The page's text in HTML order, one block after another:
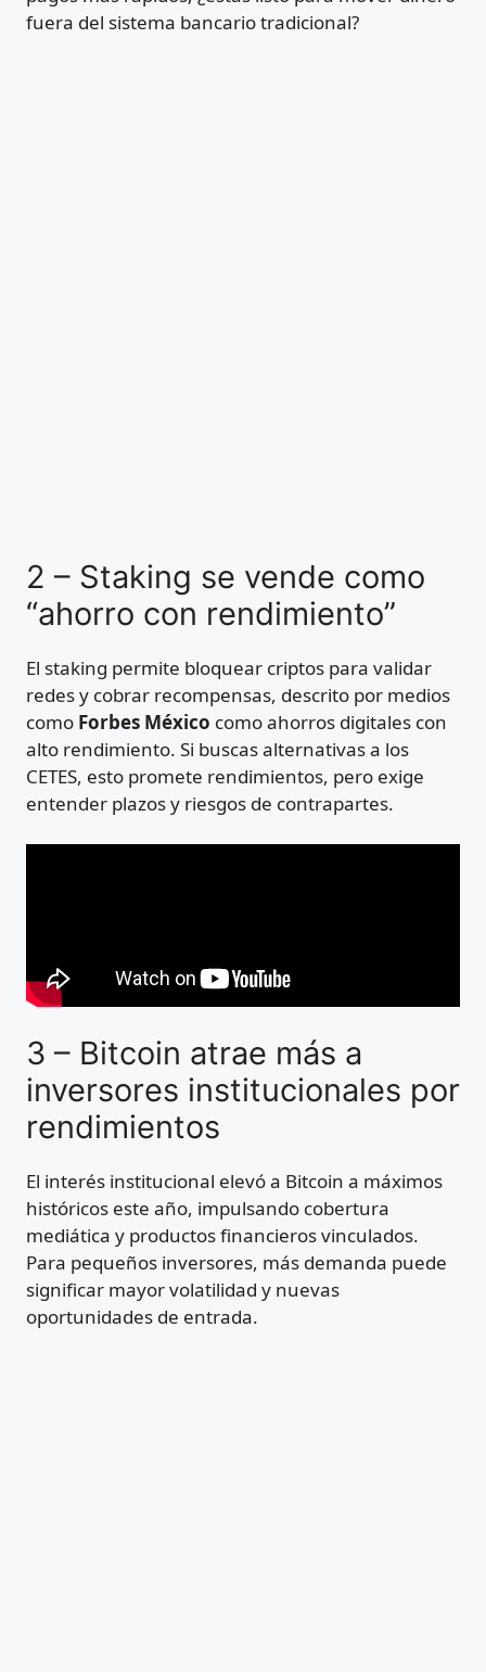
fuera del sistema bancario tradicional?
2 – Staking se vende como
“ahorro con rendimiento”
El staking permite bloquear criptos para validar
redes y cobrar recompensas, descrito por medios
como Forbes México como ahorros digitales con
alto rendimiento. Si buscas alternativas a los
CETES, esto promete rendimientos, pero exige
entender plazos y riesgos de contrapartes.
3 – Bitcoin atrae más a
inversores institucionales por
rendimientos
El interés institucional elevó a Bitcoin a máximos
históricos este año, impulsando cobertura
mediática y productos financieros vinculados.
Para pequeños inversores, más demanda puede
significar mayor volatilidad y nuevas
oportunidades de entrada.